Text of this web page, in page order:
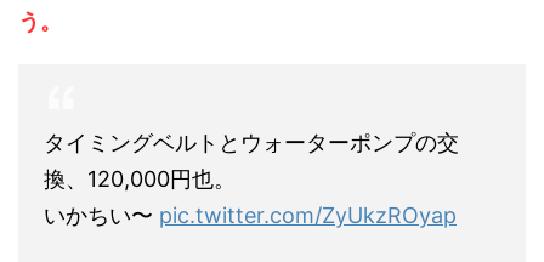
う。
タイミングベルトとウォーターポンプの交
換、120,000円也。
いかちい〜 pic.twitter.com/ZyUkzROyap